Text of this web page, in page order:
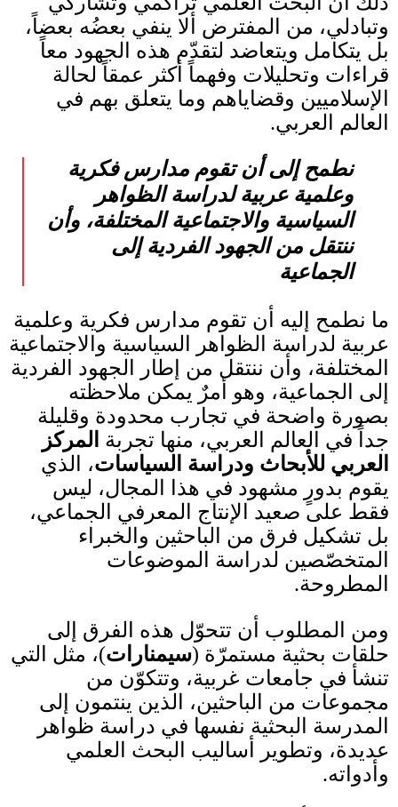
وتبادلي، من المفترض ألا ينفي بعضُه بعضاً،
بل يتكامل ويتعاضد لتقدّم هذه الجهود معاً
قراءات وتحليلات وفهماً أكثر عمقاً لحالة
الإسلاميين وقضاياهم وما يتعلق بهم في
العالم العربي.
نطمح إلى أن تقوم مدارس فكرية
وعلمية عربية لدراسة الظواهر
السياسية والاجتماعية المختلفة، وأن
ننتقل من الجهود الفردية إلى
الجماعية
ما نطمح إليه أن تقوم مدارس فكرية وعلمية
عربية لدراسة الظواهر السياسية والاجتماعية
المختلفة، وأن ننتقل من إطار الجهود الفردية
إلى الجماعية، وهو أمرٌ يمكن ملاحظته
بصورة واضحة في تجارب محدودة وقليلة
جداً في العالم العربي، منها تجربة المركز
العربي للأبحاث ودراسة السياسات، الذي
يقوم بدورٍ مشهود في هذا المجال، ليس
فقط على صعيد الإنتاج المعرفي الجماعي،
بل تشكيل فرق من الباحثين والخبراء
المتخصّصين لدراسة الموضوعات
المطروحة.
ومن المطلوب أن تتحوّل هذه الفرق إلى
حلقات بحثية مستمرّة (سيمنارات)، مثل التي
تنشأ في جامعات غربية، وتتكوّن من
مجموعات من الباحثين، الذين ينتمون إلى
المدرسة البحثية نفسها في دراسة ظواهر
عديدة، وتطوير أساليب البحث العلمي
وأدواته.